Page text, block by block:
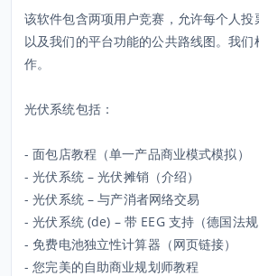
该软件包含两项用户竞赛，允许每个人
以及我们的平台功能的公共路线图。我
作。
光伏系统包括：
- 面包店教程（单一产品商业模式模拟）
- 光伏系统 – 光伏摊销（介绍）
- 光伏系统 – 与产消者网络交易
- 光伏系统 (de) – 带 EEG 支持（德国法规
- 免费电池独立性计算器（网页链接）
- 您完美的自助商业规划师教程